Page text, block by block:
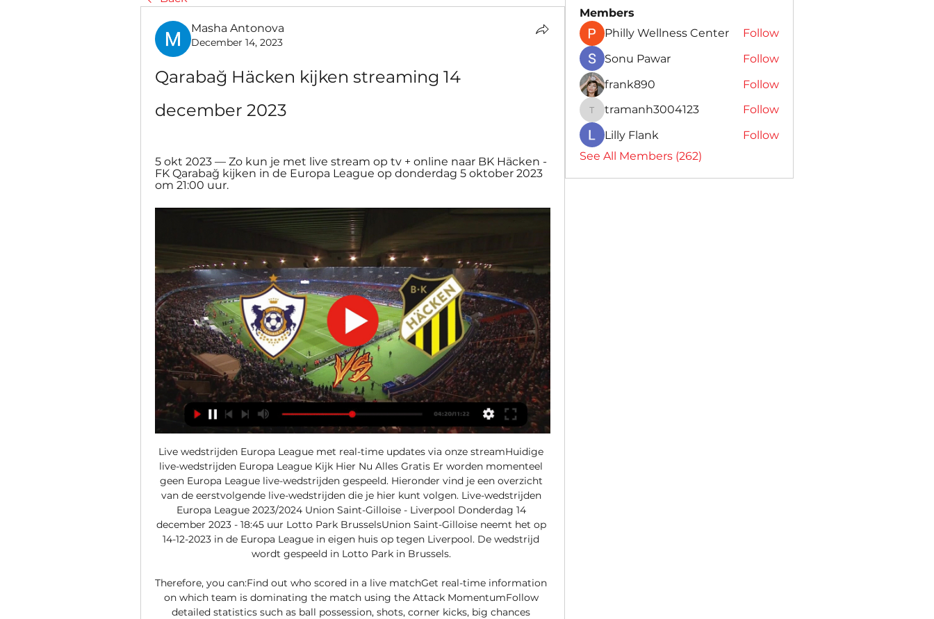
Masha Antonova
December 14, 2023
Qarabağ Häcken kijken streaming 14
december 2023
5 okt 2023 — Zo kun je met live stream op tv + online naar BK Häcken -
FK Qarabağ kijken in de Europa League op donderdag 5 oktober 2023
om 21:00 uur.
Live wedstrijden Europa League met real-time updates via onze streamHuidige
live-wedstrijden Europa League Kijk Hier Nu Alles Gratis Er worden momenteel
geen Europa League live-wedstrijden gespeeld. Hieronder vind je een overzicht
van de eerstvolgende live-wedstrijden die je hier kunt volgen. Live-wedstrijden
Europa League 2023/2024 Union Saint-Gilloise - Liverpool Donderdag 14
december 2023 - 18:45 uur Lotto Park BrusselsUnion Saint-Gilloise neemt het op
14-12-2023 in de Europa League in eigen huis op tegen Liverpool. De wedstrijd
wordt gespeeld in Lotto Park in Brussels.
Therefore, you can:Find out who scored in a live matchGet real-time information
on which team is dominating the match using the Attack MomentumFollow
detailed statistics such as ball possession, shots, corner kicks, big chances
Members
Philly Wellness Center
Follow
Sonu Pawar
Follow
frank890
Follow
tramanh3004123
tramanh3004123
Follow
Lilly Flank
Follow
See All Members (262)